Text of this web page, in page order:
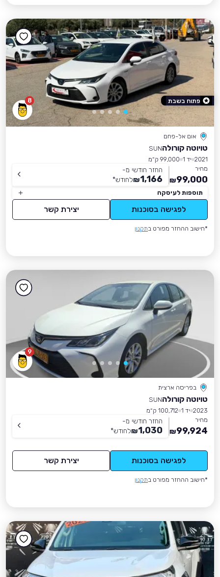
8
אום אל-פחם
טויוטה קורולהSUN
2021 יד 1
99,000 ק״מ
מחיר
99,000
₪
החזר חודשי מ-
1,166
₪לחודש*
תוספות לעיסקה
לפגישה בסוכנות יצירת קשר
*חישוב ההחזר מפורט בתקנון
פתוח בשבת
9
בפריסה ארצית
טויוטה קורולהSUN
2023 יד 1
100,712 ק״מ
מחיר
99,924
₪
החזר חודשי מ-
1,030
₪לחודש*
לפגישה בסוכנות יצירת קשר
*חישוב ההחזר מפורט בתקנון